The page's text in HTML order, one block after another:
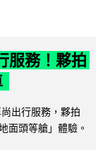
服務！夥拍
出行服務，夥拍
面頭等艙」體驗。